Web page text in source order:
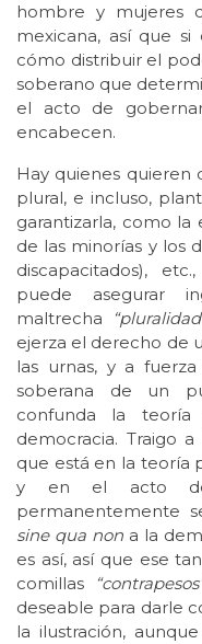
hombre y mujeres
mexicana, así que
cómo distribuir el
soberano que
el acto de
encabecen.
Hay quienes quieren
plural, e incluso,
garantizarla, como la
de las minorías y los
discapacitados),
puede asegurar
maltrecha
ejerza el derecho de
las urnas, y a
soberana de un
confunda la
democracia. Traigo
que está en la teoría
y en el acto
permanentemente
sine qua nona la
es así, así que ese
comillas
deseable para darle
la ilustración,